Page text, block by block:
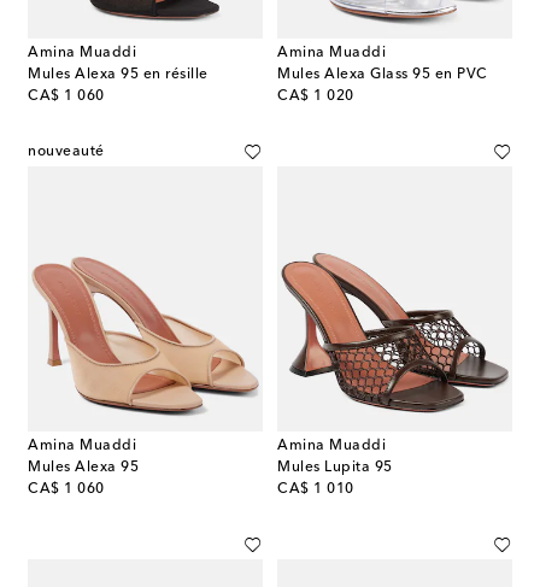
Amina Muaddi
Mules Alexa 95 en résille
CA$ 1 060
original price
Amina Muaddi
Mules Alexa Glass 95 en PVC
CA$ 1 020
original price
nouveauté
Amina Muaddi
Mules Alexa 95
CA$ 1 060
original price
Amina Muaddi
Mules Lupita 95
CA$ 1 010
original price